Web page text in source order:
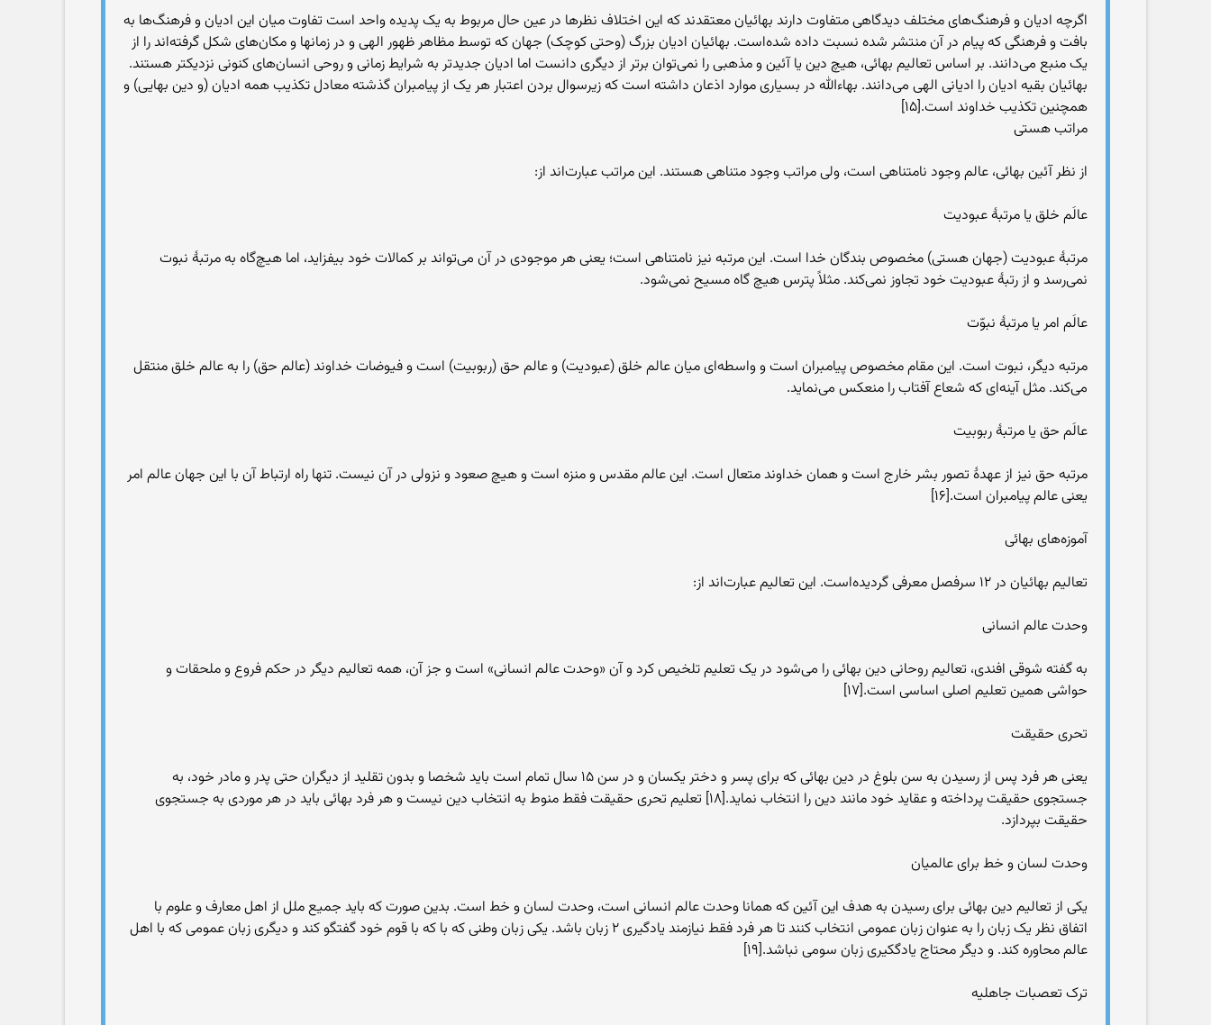
اگرچه ادیان و فرهنگ‌های مختلف دیدگاهی متفاوت دارند بهائیان معتقدند که این اختلاف نظرها در عین حال مربوط به یک پدیده واحد است تفاوت میان این ادیان و فرهنگ‌ها به
بافت و فرهنگی که پیام در آن منتشر شده نسبت داده شده‌است. بهائیان ادیان بزرگ (وحتی کوچک) جهان که توسط مظاهر ظهور الهی و در زمانها و مکان‌های شکل گرفته‌اند را از
یک منبع می‌دانند. بر اساس تعالیم بهائی، هیچ دین یا آئین و مذهبی را نمی‌توان برتر از دیگری دانست اما ادیان جدیدتر به شرایط زمانی و روحی انسان‌های کنونی نزدیکتر هستند.
بهائیان بقیه ادیان را ادیانی الهی می‌دانند. بهاءالله در بسیاری موارد اذعان داشته است که زیرسوال بردن اعتبار هر یک از پیامبران گذشته معادل تکذیب همه ادیان (و دین بهایی) و
همچنین تکذیب خداوند است.[۱۵]
مراتب هستی
از نظر آئین بهائی، عالم وجود نامتناهی است، ولی مراتب وجود متناهی هستند. این مراتب عبارت‌اند از:
عالَم خلق یا مرتبهٔ عبودیت
مرتبهٔ عبودیت (جهان هستی) مخصوص بندگان خدا است. این مرتبه نیز نامتناهی است؛ یعنی هر موجودی در آن می‌تواند بر کمالات خود بیفزاید، اما هیچ‌گاه به مرتبهٔ نبوت
نمی‌رسد و از رتبهٔ عبودیت خود تجاوز نمی‌کند. مثلاً پترس هیچ گاه مسیح نمی‌شود.
عالَم امر یا مرتبهٔ نبوّت
مرتبه دیگر، نبوت است. این مقام مخصوص پیامبران است و واسطه‌ای میان عالم خلق (عبودیت) و عالم حق (ربوبیت) است و فیوضات خداوند (عالم حق) را به عالم خلق منتقل
می‌کند. مثل آینه‌ای که شعاع آفتاب را منعکس می‌نماید.
عالَم حق یا مرتبهٔ ربوبیت
مرتبه حق نیز از عهدهٔ تصور بشر خارج است و همان خداوند متعال است. این عالم مقدس و منزه است و هیچ صعود و نزولی در آن نیست. تنها راه ارتباط آن با این جهان عالم امر
یعنی عالم پیامبران است.[۱۶]
آموزه‌های بهائی
تعالیم بهائیان در ۱۲ سرفصل معرفی گردیده‌است. این تعالیم عبارت‌اند از:
وحدت عالم انسانی
به گفته شوقی افندی، تعالیم روحانی دین بهائی را می‌شود در یک تعلیم تلخیص کرد و آن «وحدت عالم انسانی» است و جز آن، همه تعالیم دیگر در حکم فروع و ملحقات و
حواشی همین تعلیم اصلی اساسی است.[۱۷]
تحری حقیقت
یعنی هر فرد پس از رسیدن به سن بلوغ در دین بهائی که برای پسر و دختر یکسان و در سن ۱۵ سال تمام است باید شخصا و بدون تقلید از دیگران حتی پدر و مادر خود، به
جستجوی حقیقت پرداخته و عقاید خود مانند دین را انتخاب نماید.[۱۸] تعلیم تحری حقیقت فقط منوط به انتخاب دین نیست و هر فرد بهائی باید در هر موردی به جستجوی
حقیقت بپردازد.
وحدت لسان و خط برای عالمیان
یکی از تعالیم دین بهائی برای رسیدن به هدف این آئین که همانا وحدت عالم انسانی است، وحدت لسان و خط است. بدین صورت که باید جمیع ملل از اهل معارف و علوم با
اتفاق نظر یک زبان را به عنوان زبان عمومی انتخاب کنند تا هر فرد فقط نیازمند یادگیری ۲ زبان باشد. یکی زبان وطنی که با که با قوم خود گفتگو کند و دیگری زبان عمومی که با اهل
عالم محاوره کند. و دیگر محتاج یادگکیری زبان سومی نباشد.[۱۹]
ترک تعصبات جاهلیه